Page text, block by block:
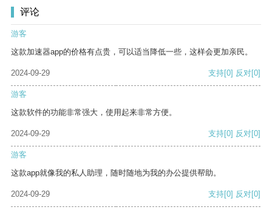
评论
游客
这款加速器app的价格有点贵，可以适当降低一些，这样会更加亲民。
2024-09-29 支持[0] 反对[0]
游客
这款软件的功能非常强大，使用起来非常方便。
2024-09-29 支持[0] 反对[0]
游客
这款app就像我的私人助理，随时随地为我的办公提供帮助。
2024-09-29 支持[0] 反对[0]